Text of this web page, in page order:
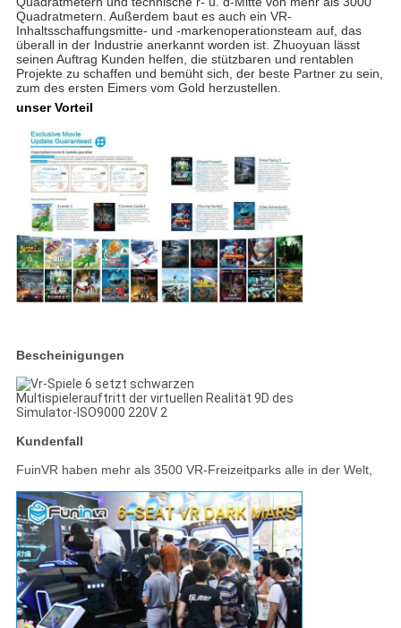
Quadratmetern. Außerdem baut es auch ein VR-
Inhaltsschaffungsmitte- und -markenoperationsteam auf, das
überall in der Industrie anerkannt worden ist. Zhuoyuan lässt
seinen Auftrag Kunden helfen, die stützbaren und rentablen
Projekte zu schaffen und bemüht sich, der beste Partner zu sein,
zum des ersten Eimers vom Gold herzustellen.
unser Vorteil
Bescheinigungen
Kundenfall
FuinVR haben mehr als 3500 VR-Freizeitparks alle in der Welt,